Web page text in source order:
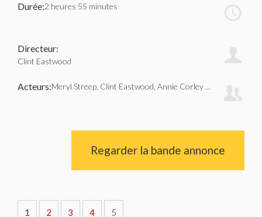
Durée:2 heures 55 minutes
Directeur:
Clint Eastwood
Acteurs:Meryl Streep, Clint Eastwood, Annie Corley ...
Regarder la bande annonce
1 2 3 4 5